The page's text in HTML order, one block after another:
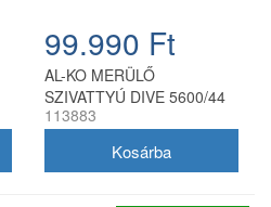
99.990 Ft
AL-KO MERÜLŐ
SZIVATTYÚ DIVE 5600/44
113883